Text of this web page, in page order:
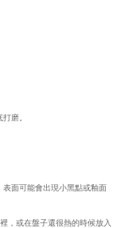
磨。
面可能會出現小黑點或釉面
，或在盤子還很熱的時候放入